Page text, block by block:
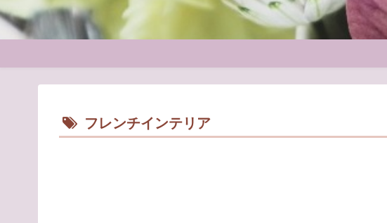
フレンチインテリア